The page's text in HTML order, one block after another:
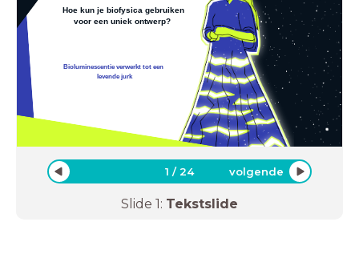
Hoe kun je biofysica gebruiken
voor een uniek ontwerp?
Bioluminescentie verwerkt tot een
levende jurk
1 /24 volgende
Slide 1: Tekstslide